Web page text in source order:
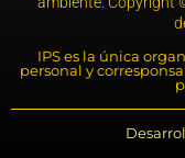
IPS es la única
personal y